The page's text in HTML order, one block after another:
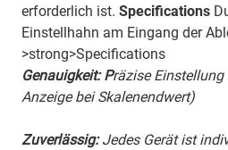
erforderlich ist. Specifications
Einstellhahn am Eingang der
>strong>Specifications
Genauigkeit: Präzise Einstellung
Anzeige bei Skalenendwert)
Zuverlässig:Jedes Gerät ist